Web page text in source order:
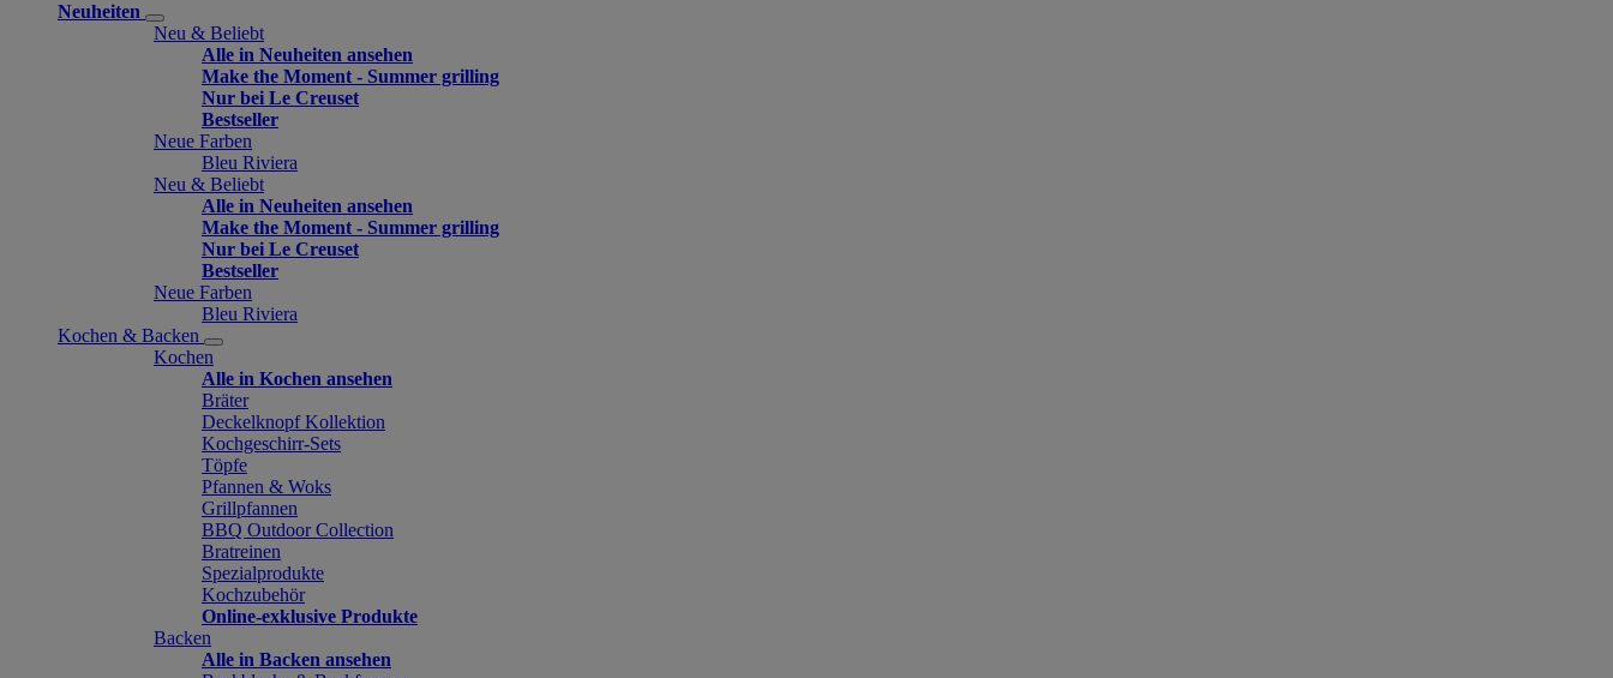
Neuheiten
Neu & Beliebt
Alle in Neuheiten ansehen
Make the Moment - Summer grilling
Nur bei Le Creuset
Bestseller
Neue Farben
Bleu Riviera
Neu & Beliebt
Alle in Neuheiten ansehen
Make the Moment - Summer grilling
Nur bei Le Creuset
Bestseller
Neue Farben
Bleu Riviera
Kochen & Backen
Kochen
Alle in Kochen ansehen
Bräter
Deckelknopf Kollektion
Kochgeschirr-Sets
Töpfe
Pfannen & Woks
Grillpfannen
BBQ Outdoor Collection
Bratreinen
Spezialprodukte
Kochzubehör
Online-exklusive Produkte
Backen
Alle in Backen ansehen